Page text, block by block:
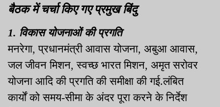
बैठक में चर्चा किए गए प्रमुख बिंदु
1. विकास योजनाओं की प्रगति
मनरेगा, प्रधानमंत्री आवास योजना, अबुआ आवास,
जल जीवन मिशन, स्वच्छ भारत मिशन, अमृत सरोवर
योजना आदि की प्रगति की समीक्षा की गई.लंबित
कार्यों को समय-सीमा के अंदर पूरा करने के निर्देश